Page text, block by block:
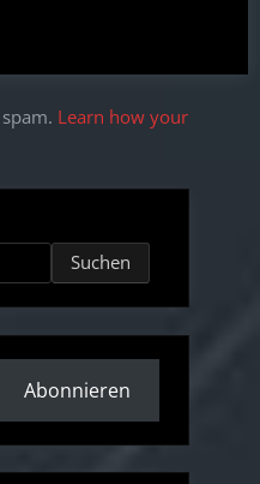
Learn how your
Suchen
Abonnieren